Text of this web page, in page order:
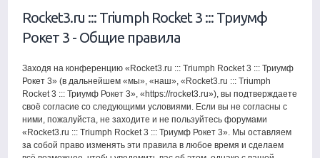
Rocket3.ru ::: Triumph Rocket 3 ::: Триумф
Рокет 3 - Общие правила
Заходя на конференцию «Rocket3.ru ::: Triumph Rocket 3 ::: Триумф
Рокет 3» (в дальнейшем «мы», «наш», «Rocket3.ru ::: Triumph
Rocket 3 ::: Триумф Рокет 3», «https://rocket3.ru»), вы подтверждаете
своё согласие со следующими условиями. Если вы не согласны с
ними, пожалуйста, не заходите и не пользуйтесь форумами
«Rocket3.ru ::: Triumph Rocket 3 ::: Триумф Рокет 3». Мы оставляем
за собой право изменять эти правила в любое время и сделаем